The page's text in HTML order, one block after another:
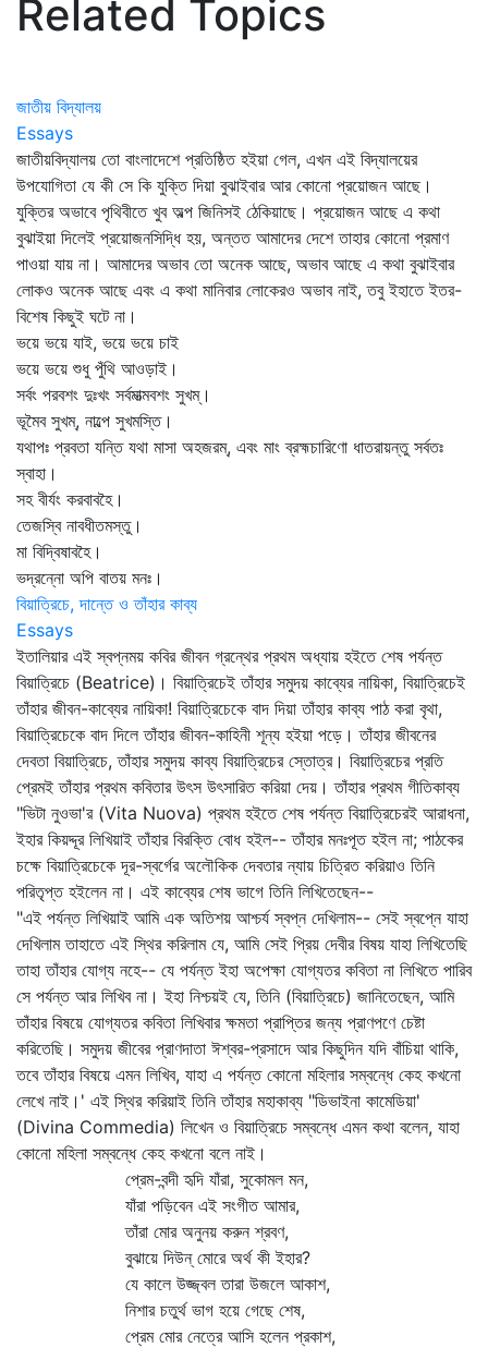
Related Topics
জাতীয় বিদ্যালয়
Essays
জাতীয়বিদ্যালয় তো বাংলাদেশে প্রতিষ্ঠিত হইয়া গেল, এখন এই বিদ্যালয়ের
উপযোগিতা যে কী সে কি যুক্তি দিয়া বুঝাইবার আর কোনো প্রয়োজন আছে।
যুক্তির অভাবে পৃথিবীতে খুব অল্প জিনিসই ঠেকিয়াছে। প্রয়োজন আছে এ কথা
বুঝাইয়া দিলেই প্রয়োজনসিদ্ধি হয়, অন্তত আমাদের দেশে তাহার কোনো প্রমাণ
পাওয়া যায় না। আমাদের অভাব তো অনেক আছে, অভাব আছে এ কথা বুঝাইবার
লোকও অনেক আছে এবং এ কথা মানিবার লোকেরও অভাব নাই, তবু ইহাতে ইতর-
বিশেষ কিছুই ঘটে না।
ভয়ে ভয়ে যাই, ভয়ে ভয়ে চাই
ভয়ে ভয়ে শুধু পুঁথি আওড়াই।
সর্বং পরবশং দুঃখং সর্বমাত্মবশং সুখম্‌।
ভূমৈব সুখম্‌, নাল্পে সুখমস্তি।
যথাপঃ প্রবতা যন্তি যথা মাসা অহজরম্‌, এবং মাং ব্রহ্মচারিণো ধাতরায়ন্তু সর্বতঃ
স্বাহা।
সহ বীর্যং করবাবহৈ।
তেজস্বি নাবধীতমস্তু।
মা বিদ্বিষাবহৈ।
ভদ্রন্নো অপি বাতয় মনঃ।
বিয়াত্রিচে, দান্তে ও তাঁহার কাব্য
Essays
ইতালিয়ার এই স্বপ্নময় কবির জীবন গ্রন্থের প্রথম অধ্যায় হইতে শেষ পর্যন্ত
বিয়াত্রিচে (Beatrice)। বিয়াত্রিচেই তাঁহার সমুদয় কাব্যের নায়িকা, বিয়াত্রিচেই
তাঁহার জীবন-কাব্যের নায়িকা! বিয়াত্রিচেকে বাদ দিয়া তাঁহার কাব্য পাঠ করা বৃথা,
বিয়াত্রিচেকে বাদ দিলে তাঁহার জীবন-কাহিনী শূন্য হইয়া পড়ে। তাঁহার জীবনের
দেবতা বিয়াত্রিচে, তাঁহার সমুদয় কাব্য বিয়াত্রিচের স্তোত্র। বিয়াত্রিচের প্রতি
প্রেমই তাঁহার প্রথম কবিতার উৎস উৎসারিত করিয়া দেয়। তাঁহার প্রথম গীতিকাব্য
"ভিটা নুওভা'র (Vita Nuova) প্রথম হইতে শেষ পর্যন্ত বিয়াত্রিচেরই আরাধনা,
ইহার কিয়দ্দূর লিখিয়াই তাঁহার বিরক্তি বোধ হইল-- তাঁহার মনঃপূত হইল না; পাঠকের
চক্ষে বিয়াত্রিচেকে দূর-স্বর্গের অলৌকিক দেবতার ন্যায় চিত্রিত করিয়াও তিনি
পরিতৃপ্ত হইলেন না। এই কাব্যের শেষ ভাগে তিনি লিখিতেছেন--
"এই পর্যন্ত লিখিয়াই আমি এক অতিশয় আশ্চর্য স্বপ্ন দেখিলাম-- সেই স্বপ্নে যাহা
দেখিলাম তাহাতে এই স্থির করিলাম যে, আমি সেই প্রিয় দেবীর বিষয় যাহা লিখিতেছি
তাহা তাঁহার যোগ্য নহে-- যে পর্যন্ত ইহা অপেক্ষা যোগ্যতর কবিতা না লিখিতে পারিব
সে পর্যন্ত আর লিখিব না। ইহা নিশ্চয়ই যে, তিনি (বিয়াত্রিচে) জানিতেছেন, আমি
তাঁহার বিষয়ে যোগ্যতর কবিতা লিখিবার ক্ষমতা প্রাপ্তির জন্য প্রাণপণে চেষ্টা
করিতেছি। সমুদয় জীবের প্রাণদাতা ঈশ্বর-প্রসাদে আর কিছুদিন যদি বাঁচিয়া থাকি,
তবে তাঁহার বিষয়ে এমন লিখিব, যাহা এ পর্যন্ত কোনো মহিলার সম্বন্ধে কেহ কখনো
লেখে নাই।' এই স্থির করিয়াই তিনি তাঁহার মহাকাব্য "ডিভাইনা কামেডিয়া'
(Divina Commedia) লিখেন ও বিয়াত্রিচে সম্বন্ধে এমন কথা বলেন, যাহা
কোনো মহিলা সম্বন্ধে কেহ কখনো বলে নাই।
প্রেম-বন্দী হৃদি যাঁরা, সুকোমল মন,
যাঁরা পড়িবেন এই সংগীত আমার,
তাঁরা মোর অনুনয় করুন শ্রবণ,
বুঝায়ে দিউন্‌ মোরে অর্থ কী ইহার?
যে কালে উজ্জ্বল তারা উজলে আকাশ,
নিশার চতুর্থ ভাগ হয়ে গেছে শেষ,
প্রেম মোর নেত্রে আসি হলেন প্রকাশ,